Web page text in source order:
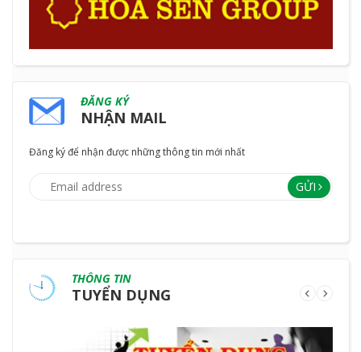
ĐĂNG KÝ
NHẬN MAIL
Đăng ký để nhận được những thông tin mới nhất
GỬI
THÔNG TIN
TUYỂN DỤNG